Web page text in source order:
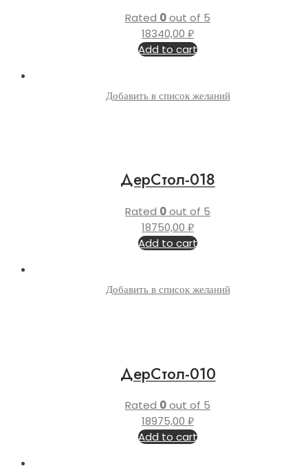
Rated 0out of 5
18340,00 ₽
Add to cart
Добавить в список желаний
ДерСтол-018
Rated 0out of 5
18750,00 ₽
Add to cart
Добавить в список желаний
ДерСтол-010
Rated 0out of 5
18975,00 ₽
Add to cart